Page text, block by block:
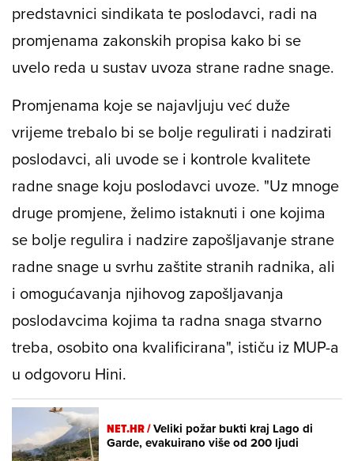
predstavnici sindikata te poslodavci, radi na
promjenama zakonskih propisa kako bi se
uvelo reda u sustav uvoza strane radne snage.
Promjenama koje se najavljuju već duže
vrijeme trebalo bi se bolje regulirati i nadzirati
poslodavci, ali uvode se i kontrole kvalitete
radne snage koju poslodavci uvoze. "Uz mnoge
druge promjene, želimo istaknuti i one kojima
se bolje regulira i nadzire zapošljavanje strane
radne snage u svrhu zaštite stranih radnika, ali
i omogućavanja njihovog zapošljavanja
poslodavcima kojima ta radna snaga stvarno
treba, osobito ona kvalificirana", ističu iz MUP-a
u odgovoru Hini.
NET.HR /Veliki požar bukti kraj Lago di
Garde, evakuirano više od 200 ljudi